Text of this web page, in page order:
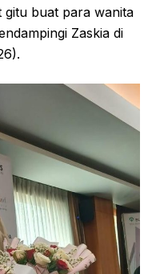
buat para wanita
Zaskia di